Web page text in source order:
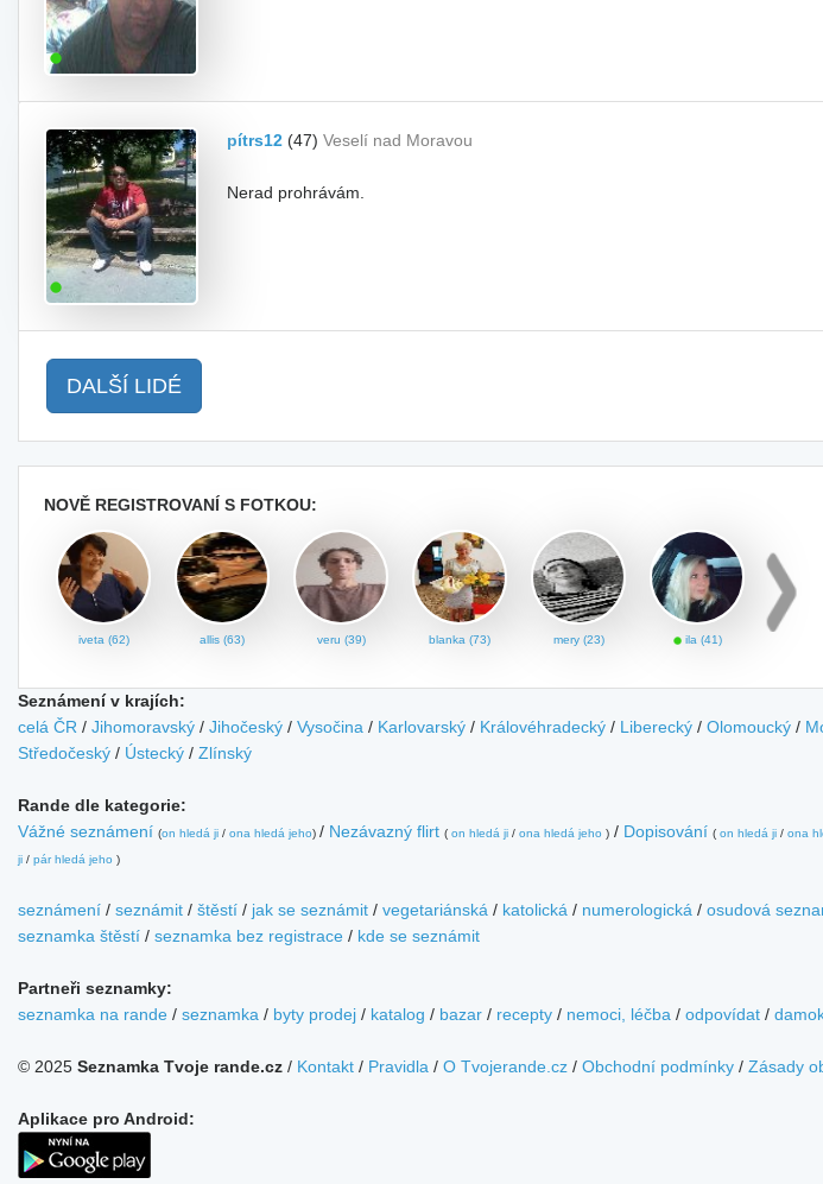
pítrs12 (47) Veselí nad Moravou
Nerad prohrávám.
DALŠÍ LIDÉ
NOVĚ REGISTROVANÍ S FOTKOU:
iveta (62) allis (63) veru (39) blanka (73) mery (23) ila (41)
Seznámení v krajích:
celá ČR / Jihomoravský / Jihočeský / Vysočina / Karlovarský / Královéhradecký / Liberecký / Olomoucký /
Středočeský / Ústecký / Zlínský
Rande dle kategorie:
Vážné seznámení (on hledá ji / ona hledá jeho) / Nezávazný flirt ( on hledá ji / ona hledá jeho ) / Dopisování ( on hledá ji / ona
ji / pár hledá jeho )
seznámení / seznámit / štěstí / jak se seznámit / vegetariánská / katolická / numerologická / osudová
seznamka štěstí / seznamka bez registrace / kde se seznámit
Partneři seznamky:
seznamka na rande / seznamka / byty prodej / katalog / bazar / recepty / nemoci, léčba / odpovídat /
© 2025 Seznamka Tvoje rande.cz / Kontakt / Pravidla / O Tvojerande.cz / Obchodní podmínky / Zásady
Aplikace pro Android: